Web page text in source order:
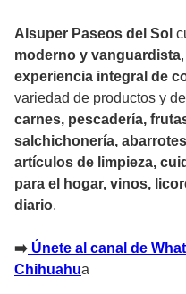
Alsuper Paseos del Sol
moderno y vanguardista
experiencia integral de
variedad de productos y
carnes, pescadería,
salchichonería,
artículos de limpieza,
para el hogar, vinos,
diario.
➡️ Únete al canal de
Chihuahua